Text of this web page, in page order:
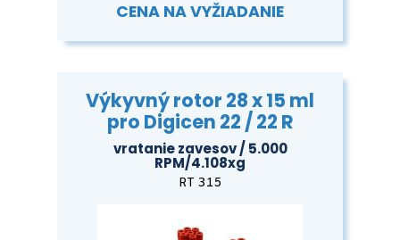
CENA NA VYŽIADANIE
Výkyvný rotor 28 x 15 ml
pro Digicen 22 / 22 R
vratanie zavesov / 5.000
RPM/4.108xg
RT 315